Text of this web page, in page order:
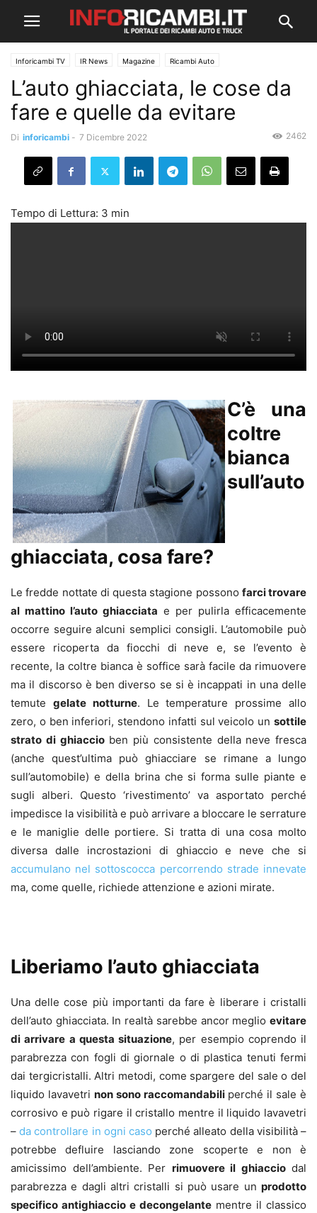
Inforicambi TV IR News Magazine Ricambi Auto
L’auto ghiacciata, le cose da
fare e quelle da evitare
Di inforicambi - 7 Dicembre 2022 2462
C’è una
coltre
bianca
sull’auto
ghiacciata, cosa fare?
Le fredde nottate di questa stagione possono farci trovare
al mattino l’auto ghiacciata e per pulirla efficacemente
occorre seguire alcuni semplici consigli. L’automobile può
essere ricoperta da fiocchi di neve e, se l’evento è
recente, la coltre bianca è soffice sarà facile da rimuovere
ma il discorso è ben diverso se si è incappati in una delle
temute gelate notturne. Le temperature prossime allo
zero, o ben inferiori, stendono infatti sul veicolo un sottile
strato di ghiaccioben più consistente della neve fresca
(anche quest’ultima può ghiacciare se rimane a lungo
sull’automobile) e della brina che si forma sulle piante e
sugli alberi. Questo ‘rivestimento’ va asportato perché
impedisce la visibilità e può arrivare a bloccare le serrature
e le maniglie delle portiere. Si tratta di una cosa molto
diversa dalle incrostazioni di ghiaccio e neve che si
accumulano nel sottoscocca percorrendo strade innevate
ma, come quelle, richiede attenzione e azioni mirate.
Liberiamo l’auto ghiacciata
Una delle cose più importanti da fare è liberare i cristalli
dell’auto ghiacciata. In realtà sarebbe ancor meglio evitare
di arrivare a questa situazione, per esempio coprendo il
parabrezza con fogli di giornale o di plastica tenuti fermi
dai tergicristalli. Altri metodi, come spargere del sale o del
liquido lavavetri non sono raccomandabiliperché il sale è
corrosivo e può rigare il cristallo mentre il liquido lavavetri
–da controllare in ogni caso perché alleato della visibilità –
potrebbe defluire lasciando zone scoperte e non è
amicissimo dell’ambiente. Per rimuovere il ghiacciodal
parabrezza e dagli altri cristalli si può usare un prodotto
specifico antighiaccio e decongelante mentre il classico